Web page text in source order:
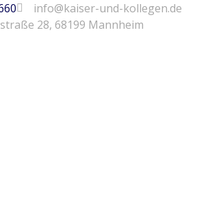
info@kaiser-und-kollegen.de
28, 68199 Mannheim